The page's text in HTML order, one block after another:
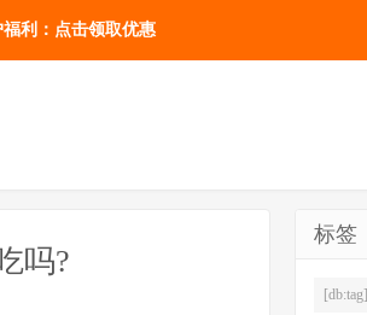
吗?
标签
[db:tag]
利：点击领取优惠